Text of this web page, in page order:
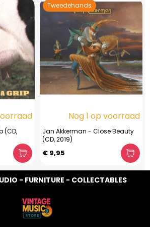
(CD,
Tweedehands
Nog 1 op voorraad
Jan Akkerman - Close Beauty
(CD, 2019)
€ 9,95
- FURNITURE - COLLECTABLES